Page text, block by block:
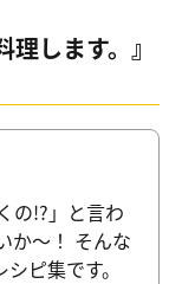
します。』
の!?」と言わ
か～！ そんな
ピ集です。